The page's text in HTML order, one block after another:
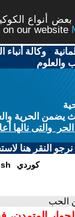
أنواع
our website
-وكالة أنباء
والعلوم
الحرية
والتى نالها
النقر هنا
كوردي
الحب